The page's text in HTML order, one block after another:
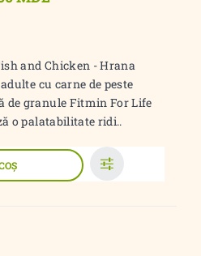
and Chicken - Hrana
cu carne de peste
de granule Fitmin For Life
o palatabilitate ridi..